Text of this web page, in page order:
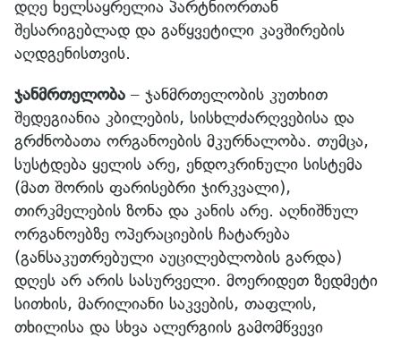
დღე ხელსაყრელია პარტნიორთან
შესარიგებლად და გაწყვეტილი კავშირების
აღდგენისთვის.
ჯანმრთელობა – ჯანმრთელობის კუთხით
შედეგიანია კბილების, სისხლძარღვებისა და
გრძნობათა ორგანოების მკურნალობა. თუმცა,
სუსტდება ყელის არე, ენდოკრინული სისტემა
(მათ შორის ფარისებრი ჯირკვალი),
თირკმელების ზონა და კანის არე. აღნიშნულ
ორგანოებზე ოპერაციების ჩატარება
(განსაკუთრებული აუცილებლობის გარდა)
დღეს არ არის სასურველი. მოერიდეთ ზედმეტი
სითხის, მარილიანი საკვების, თაფლის,
თხილისა და სხვა ალერგიის გამომწვევი